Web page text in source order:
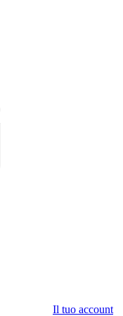
Il tuo account